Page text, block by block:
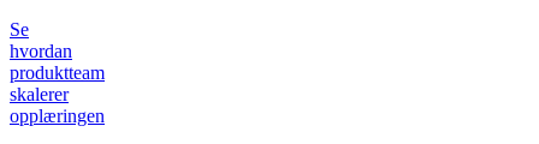
Se
hvordan
produktteam
skalerer
opplæringen